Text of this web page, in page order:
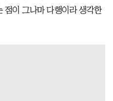
점이 그나마 다행이라 생각한